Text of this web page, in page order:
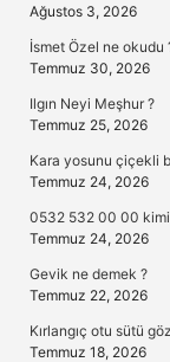
Ağustos 3, 2026
İsmet Özel ne okudu
Temmuz 30, 2026
Ilgın Neyi Meşhur ?
Temmuz 25, 2026
Kara yosunu çiçekli
Temmuz 24, 2026
0532 532 00 00
Temmuz 24, 2026
Gevik ne demek ?
Temmuz 22, 2026
Kırlangıç otu sütü
Temmuz 18, 2026